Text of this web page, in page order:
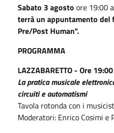
Sabato 3 agosto ore 19:00
terrà un appuntamento del
Pre/Post Human".
PROGRAMMA
LAZZABARETTO - Ore 19:00
La pratica musicale
circuiti e automatismi
Tavola rotonda con i
Moderatori: Enrico Cosimi e